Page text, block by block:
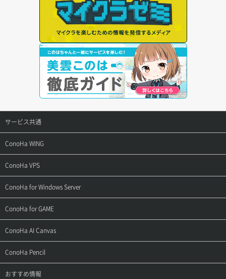
サービス共通
サポートトップ
ご契約・お支払い
用語集
お問い合わせ
ConoHa WING
サポートトップ
ご利用ガイド
お乗り換えガイド
よくある質問
ConoHa VPS
サポートトップ
ご利用ガイド
APIドキュメントVPS2.0
APIドキュメントVPS3.0
ConoHa for Windows Server
サポートトップ
ご利用ガイド
APIドキュメントVPS2.0
ConoHa for GAME
サポートトップ
ご利用ガイド
ConoHa AI Canvas
サポートトップ
ご利用ガイド
ConoHa Pencil
サポートトップ
おすすめ情報